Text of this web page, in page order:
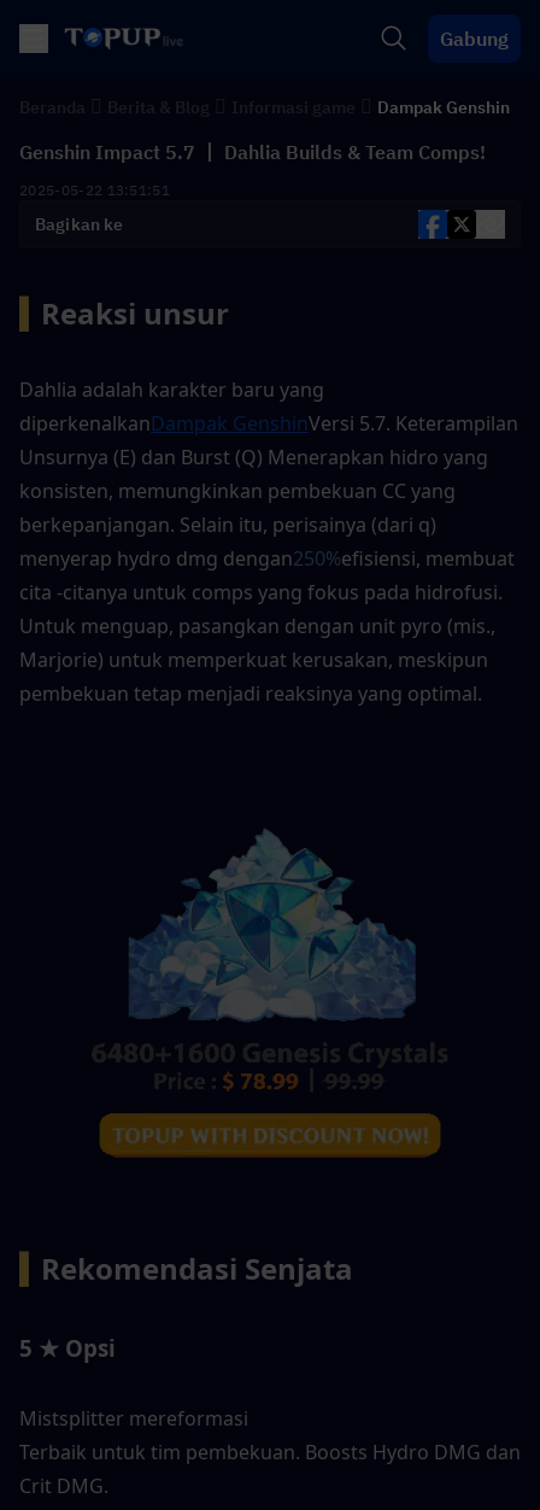
Gabung
Dampak Genshin
Genshin Impact 5.7 丨 Dahlia Builds & Team Comps!
2025-05-22 13:51:51
Bagikan ke
Reaksi unsur
Dahlia adalah karakter baru yang
diperkenalkanDampak GenshinVersi 5.7. Keterampilan
Unsurnya (E) dan Burst (Q) Menerapkan hidro yang
konsisten, memungkinkan pembekuan CC yang
berkepanjangan. Selain itu, perisainya (dari q)
menyerap hydro dmg dengan250%efisiensi, membuat
cita -citanya untuk comps yang fokus pada hidrofusi.
Untuk menguap, pasangkan dengan unit pyro (mis.,
Marjorie) untuk memperkuat kerusakan, meskipun
pembekuan tetap menjadi reaksinya yang optimal.
Rekomendasi Senjata
5 ★ Opsi
Mistsplitter mereformasi
Terbaik untuk tim pembekuan. Boosts Hydro DMG dan
Crit DMG.